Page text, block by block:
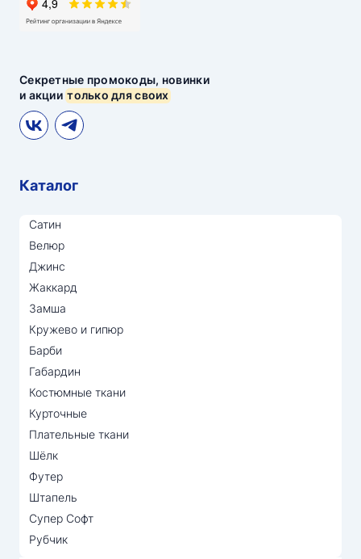
Секретные промокоды, новинки
и акциитолько для своих
Каталог
Сатин
Велюр
Джинс
Жаккард
Замша
Кружево и гипюр
Барби
Габардин
Костюмные ткани
Курточные
Плательные ткани
Шёлк
Футер
Штапель
Супер Софт
Рубчик